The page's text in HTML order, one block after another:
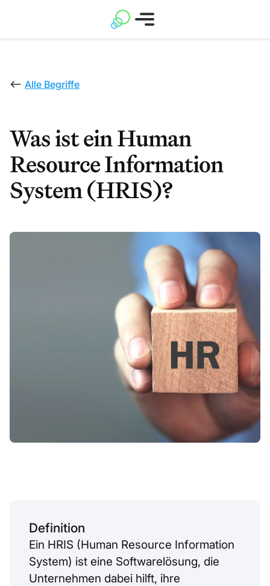
Alle Begriffe
Was ist ein Human
Resource Information
System (HRIS)?
Definition
Ein HRIS (Human Resource Information
System) ist eine Softwarelösung, die
Unternehmen dabei hilft, ihre